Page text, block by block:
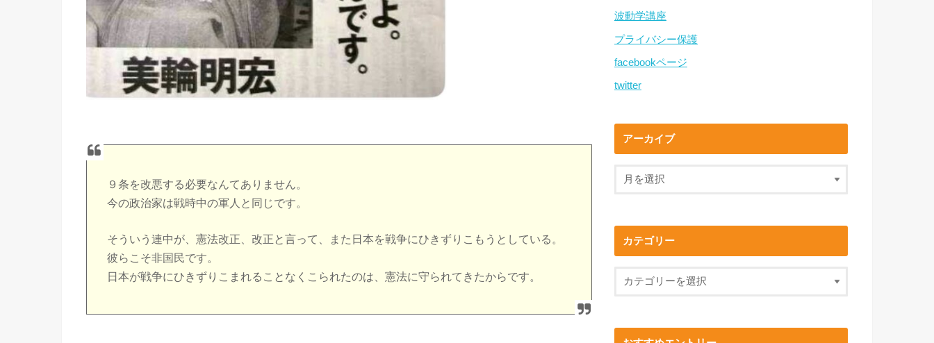
９条を改悪する必要なんてありません。
今の政治家は戦時中の軍人と同じです。
そういう連中が、憲法改正、改正と言って、また日本を戦争にひきずりこもうとしている。
彼らこそ非国民です。
日本が戦争にひきずりこまれることなくこられたのは、憲法に守られてきたからです。
波動学講座
プライバシー保護
facebookページ
twitter
アーカイブ
カテゴリー